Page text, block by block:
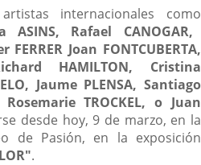
internacionales como
ASINS, Rafael CANOGAR,
Joan FONTCUBERTA,
HAMILTON, Cristina
Jaume PLENSA, Santiago
TROCKEL, o Juan
desde hoy, 9 de marzo, en la
de Pasión, en la exposición
".